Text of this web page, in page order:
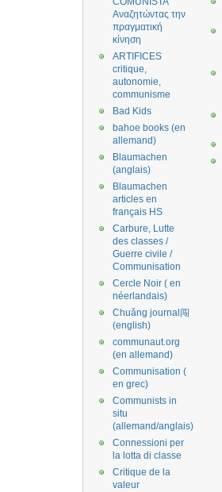
Αναζητώντας την
πραγματική
κίνηση
ARTIFICES
critique,
autonomie,
communisme
Bad Kids
bahoe books (en
allemand)
Blaumachen
(anglais)
Blaumachen
articles en
français HS
Carbure, Lutte
des classes /
Guerre civile /
Communisation
Cercle Noir ( en
néerlandais)
Chuǎng journal闯
(english)
communaut.org
(en allemand)
Communisation (
en grec)
Communists in
situ
(allemand/anglais)
Connessioni per
la lotta di classe
Critique de la
valeur